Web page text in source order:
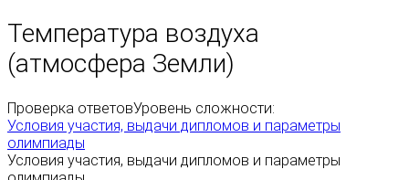
Температура воздуха
(атмосфера Земли)
Проверка ответовУровень сложности:
Условия участия, выдачи дипломов и параметры
олимпиады
Условия участия, выдачи дипломов и параметры